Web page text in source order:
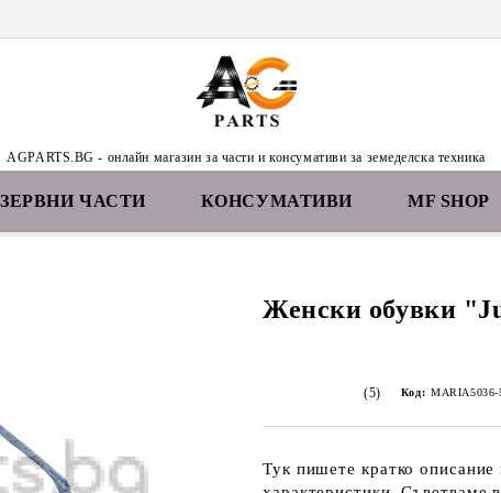
AGPARTS.BG - онлайн магазин за части и консумативи за земеделска техника
ЧАСТИ КОНСУМАТИВИ MF SHOP
Женски обувки
(5) Код: MARIA5036-
Тук пишете кратко